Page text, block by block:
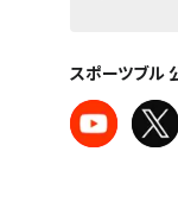
スポーツブル